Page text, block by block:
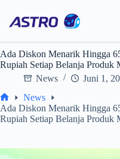
content
Ada Diskon Menarik Hingga
Rupiah Setiap Belanja Produk
News
Juni 1,
Home
News
Ada Diskon Menarik Hingga
Rupiah Setiap Belanja Produk